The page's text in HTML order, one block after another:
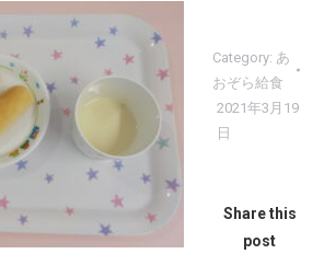
Category: あ
おぞら給食
2021年3月19
日
Share this
post